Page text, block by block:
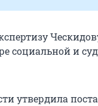
социальной и
утвердила